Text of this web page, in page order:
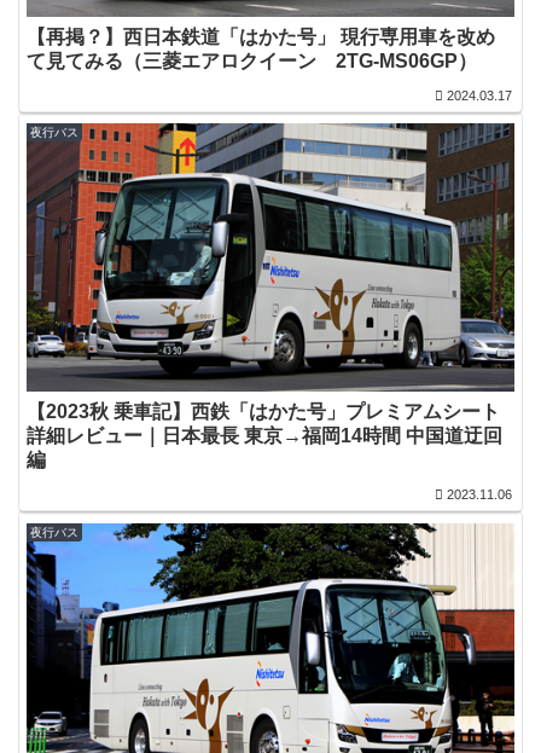
【再掲？】西日本鉄道「はかた号」 現行専用車を改め
て見てみる（三菱エアロクイーン 2TG-MS06GP）
2024.03.17
夜行バス
【2023秋 乗車記】西鉄「はかた号」プレミアムシート
詳細レビュー｜日本最長 東京→福岡14時間 中国道迂回
編
2023.11.06
夜行バス